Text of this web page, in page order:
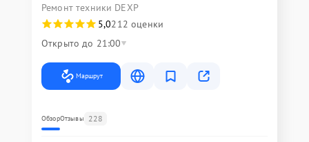
Ремонт техники DEXP
5,0212 оценки
Открыто до 21:00
Маршрут
ОбзорОтзывы 228